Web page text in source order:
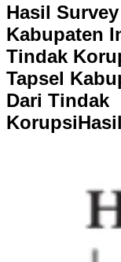
Hasil
Kabupaten
Tindak
Tapsel
Dari Tindak
KorupsiHasil